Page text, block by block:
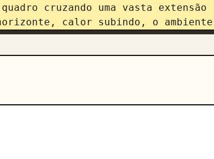
cruzando uma vasta extensão
calor subindo, o ambiente
quente, o carro levanta uma longa
momento do impacto. [4-6s]:
limpo, o carro permanece no
abaixo, rastros de movimento